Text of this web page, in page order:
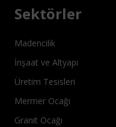
Sektörler
Madencilik
İnşaat ve Altyapı
Üretim Tesisleri
Mermer Ocağı
Granit Ocağı